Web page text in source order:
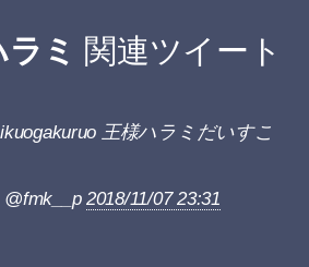
ミ 関連ツイート
王様ハラミだいすこ
@fmk__p 2018/11/07 23:31